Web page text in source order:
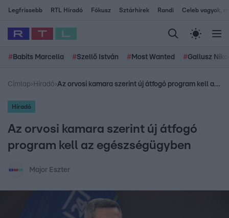
Legfrissebb RTL Híradó Fókusz Sztárhírek Randi Celeb vagyok,
# Babits Marcella #Szellő István # Most Wanted #Gallusz
Címlap› Híradó› Az orvosi kamara szerint új átfogó program kell az egészségügyben
Híradó
Az orvosi kamara szerint új átfogó
program kell az egészségügyben
Major Eszter